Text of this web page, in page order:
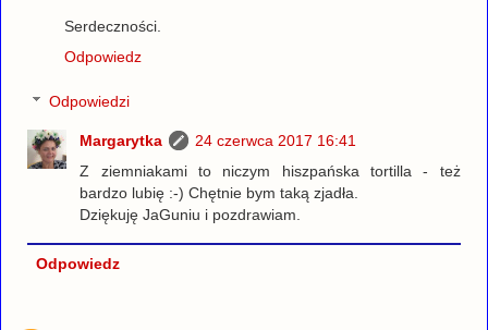
Serdeczności.
Odpowiedz
Odpowiedzi
Margarytka
24 czerwca 2017 16:41
Z ziemniakami to niczym hiszpańska tortilla - też
bardzo lubię :-) Chętnie bym taką zjadła.
Dziękuję JaGuniu i pozdrawiam.
Odpowiedz